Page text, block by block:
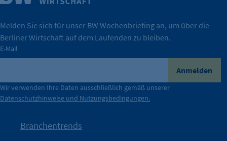
mit Haltung.
Die Unternehmer stehen stellvertretend für die Vielfalt
der Berliner Wirtschaft.
Durch ihre Perspektiven wird deutlich, was der Claim
konkret bedeutet – und wie die IHK Berlin Unternehmen
tatsächlich unterstützt.
Wirtschaft.
Melden Sie sich für unser BW Wochenbriefing an, um über die
Berliner Wirtschaft auf dem Laufenden zu bleiben.
E-Mail
Anmelden
Wir verwenden Ihre Daten ausschließlich gemäß unserer
Datenschutzhinweise und Nutzungsbedingungen.
Branchentrends